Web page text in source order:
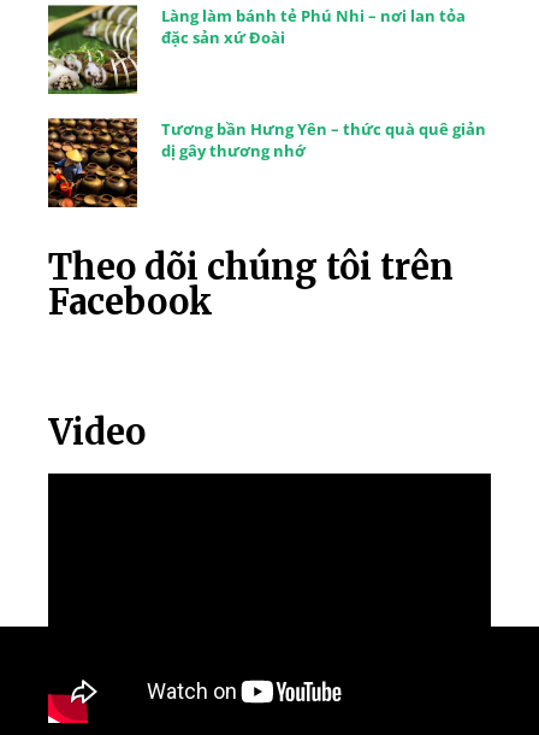
Làng làm bánh tẻ Phú Nhi – nơi lan tỏa
đặc sản xứ Đoài
Tương bần Hưng Yên – thức quà quê giản
dị gây thương nhớ
Theo dõi chúng tôi trên
Facebook
Video